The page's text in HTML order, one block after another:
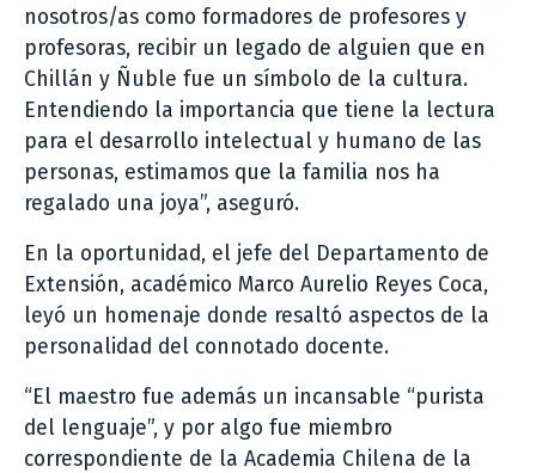
nosotros/as como formadores de profesores y
profesoras, recibir un legado de alguien que en
Chillán y Ñuble fue un símbolo de la cultura.
Entendiendo la importancia que tiene la lectura
para el desarrollo intelectual y humano de las
personas, estimamos que la familia nos ha
regalado una joya”, aseguró.
En la oportunidad, el jefe del Departamento de
Extensión, académico Marco Aurelio Reyes Coca,
leyó un homenaje donde resaltó aspectos de la
personalidad del connotado docente.
“El maestro fue además un incansable “purista
del lenguaje”, y por algo fue miembro
correspondiente de la Academia Chilena de la